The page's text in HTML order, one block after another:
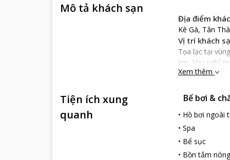
Mô tả khách sạn
Địa điểm
Kê Gà, Tân
Vị trí khách
Tọa lạc tại
km, khu nghỉ
Water Bay
Nét kiến trúc
được thiên
Rock Water
Kết hợp giữa
đang bước
toàn cảnh khu
Xem thêm
Tiện ích xung
quanh
Bể bơi &
• Hồ bơi ngoài
• Spa
• Bể sục
• Bồn tắm nóng